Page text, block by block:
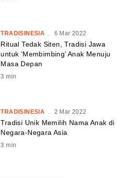
TRADISINESIA . 6 Mar 2022
Ritual Tedak Siten, Tradisi Jawa
untuk ‘Membimbing’ Anak Menuju
Masa Depan
3 min
TRADISINESIA . 2 Mar 2022
Tradisi Unik Memilih Nama Anak di
Negara-Negara Asia
3 min